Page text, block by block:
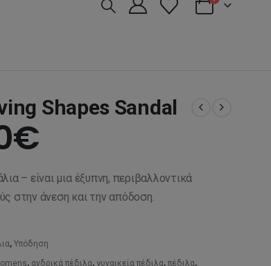
Shapes Sandal
€
τρέχουσα
τιμή
είναι:
– είναι μια έξυπνη, περιβαλλοντικά
στην άνεση και την απόδοση.
, Υπόδηση
, ανδρικά πέδιλα, γυναικεία πέδιλα, πέδιλα,